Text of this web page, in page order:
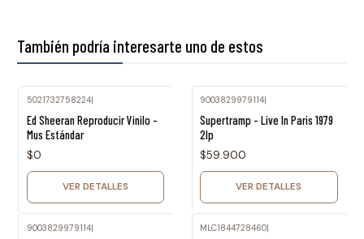
También podría interesarte uno de estos
5021732758224|
Ed Sheeran Reproducir Vinilo -
Mus Estándar
$0
VER DETALLES
9003829979114|
Supertramp - Live In Paris 1979
2lp
$59.900
VER DETALLES
9003829979114| MLC1844728460|